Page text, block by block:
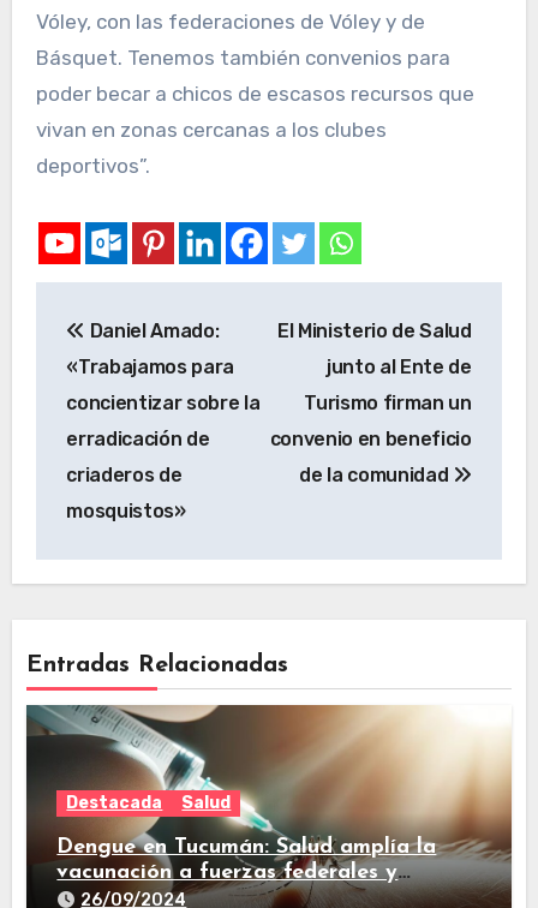
Vóley, con las federaciones de Vóley y de
Básquet. Tenemos también convenios para
poder becar a chicos de escasos recursos que
vivan en zonas cercanas a los clubes
deportivos”.
Daniel Amado:
«Trabajamos para
concientizar sobre la
erradicación de
criaderos de
mosquistos»
El Ministerio de Salud
junto al Ente de
Turismo firman un
convenio en beneficio
de la comunidad
Entradas Relacionadas
Destacada Salud
Dengue en Tucumán: Salud amplía la
vacunación a fuerzas federales y
trabajadores de prensa
26/09/2024